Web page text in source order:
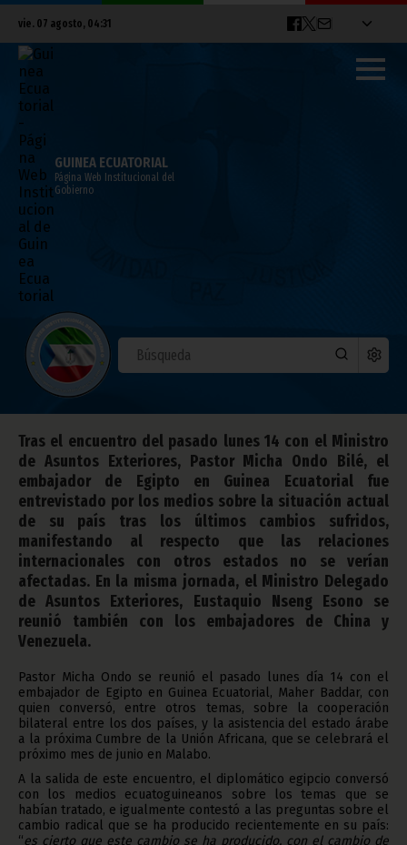
vie. 07 agosto, 04:31
GUINEA ECUATORIAL
Página Web Institucional del
Gobierno
El Embajador de Egipto habla en los
medios sobre la nueva situación de su
país
febrero 17, 2011
Noticias Gobierno
Tras el encuentro del pasado lunes 14 con el Ministro
de Asuntos Exteriores, Pastor Micha Ondo Bilé, el
embajador de Egipto en Guinea Ecuatorial fue
entrevistado por los medios sobre la situación actual
de su país tras los últimos cambios sufridos,
manifestando al respecto que las relaciones
internacionales con otros estados no se verían
afectadas. En la misma jornada, el Ministro Delegado
de Asuntos Exteriores, Eustaquio Nseng Esono se
reunió también con los embajadores de China y
Venezuela.
Pastor Micha Ondo se reunió el pasado lunes día 14 con el
embajador de Egipto en Guinea Ecuatorial, Maher Baddar, con
quien conversó, entre otros temas, sobre la cooperación
bilateral entre los dos países, y la asistencia del estado árabe
a la próxima Cumbre de la Unión Africana, que se celebrará el
próximo mes de junio en Malabo.
A la salida de este encuentro, el diplomático egipcio conversó
con los medios ecuatoguineanos sobre los temas que se
habían tratado, e igualmente contestó a las preguntas sobre el
cambio radical que se ha producido recientemente en su país:
“es cierto que este cambio se ha producido, con el cambio de